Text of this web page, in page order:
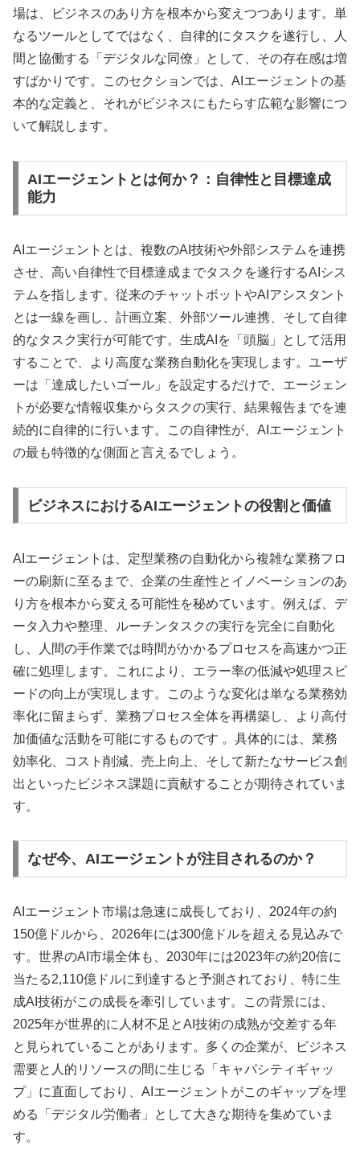
場は、ビジネスのあり方を根本から変えつつあります。単
なるツールとしてではなく、自律的にタスクを遂行し、人
間と協働する「デジタルな同僚」として、その存在感は増
すばかりです。このセクションでは、AIエージェントの基
本的な定義と、それがビジネスにもたらす広範な影響につ
いて解説します。
AIエージェントとは何か？：自律性と目標達成
能力
AIエージェントとは、複数のAI技術や外部システムを連携
させ、高い自律性で目標達成までタスクを遂行するAIシス
テムを指します。従来のチャットボットやAIアシスタント
とは一線を画し、計画立案、外部ツール連携、そして自律
的なタスク実行が可能です。生成AIを「頭脳」として活用
することで、より高度な業務自動化を実現します。ユーザ
ーは「達成したいゴール」を設定するだけで、エージェン
トが必要な情報収集からタスクの実行、結果報告までを連
続的に自律的に行います。この自律性が、AIエージェント
の最も特徴的な側面と言えるでしょう。
ビジネスにおけるAIエージェントの役割と価値
AIエージェントは、定型業務の自動化から複雑な業務フロ
ーの刷新に至るまで、企業の生産性とイノベーションのあ
り方を根本から変える可能性を秘めています。例えば、デ
ータ入力や整理、ルーチンタスクの実行を完全に自動化
し、人間の手作業では時間がかかるプロセスを高速かつ正
確に処理します。これにより、エラー率の低減や処理スピ
ードの向上が実現します。このような変化は単なる業務効
率化に留まらず、業務プロセス全体を再構築し、より高付
加価値な活動を可能にするものです 。具体的には、業務
効率化、コスト削減、売上向上、そして新たなサービス創
出といったビジネス課題に貢献することが期待されていま
す。
なぜ今、AIエージェントが注目されるのか？
AIエージェント市場は急速に成長しており、2024年の約
150億ドルから、2026年には300億ドルを超える見込みで
す。世界のAI市場全体も、2030年には2023年の約20倍に
当たる2,110億ドルに到達すると予測されており、特に生
成AI技術がこの成長を牽引しています。この背景には、
2025年が世界的に人材不足とAI技術の成熟が交差する年
と見られていることがあります。多くの企業が、ビジネス
需要と人的リソースの間に生じる「キャパシティギャッ
プ」に直面しており、AIエージェントがこのギャップを埋
める「デジタル労働者」として大きな期待を集めていま
す。